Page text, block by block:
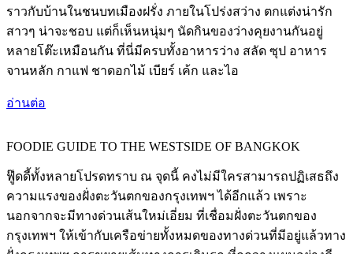
ราวกับบ้านในชนบทเมืองฝรั่ง ภายในโปร่งสว่าง ตกแต่งน่ารัก
สาวๆ น่าจะชอบ แต่ก็เห็นหนุ่มๆ นัดกินของว่างคุยงานกันอยู่
หลายโต๊ะเหมือนกัน ที่นี่มีครบทั้งอาหารว่าง สลัด ซุป อาหาร
จานหลัก กาแฟ ชาดอกไม้ เบียร์ เค้ก และไอ
อ่านต่อ
FOODIE GUIDE TO THE WESTSIDE OF BANGKOK
ฟู๊ดดี้ทั้งหลายโปรดทราบ ณ จุดนี้ คงไม่มีใครสามารถปฏิเสธถึง
ความแรงของฝั่งตะวันตกของกรุงเทพฯ ได้อีกแล้ว เพราะ
นอกจากจะมีทางด่วนเส้นใหม่เอี่ยม ที่เชื่อมฝั่งตะวันตกของ
กรุงเทพฯ ให้เข้ากับเครือข่ายทั้งหมดของทางด่วนที่มีอยู่แล้วทาง